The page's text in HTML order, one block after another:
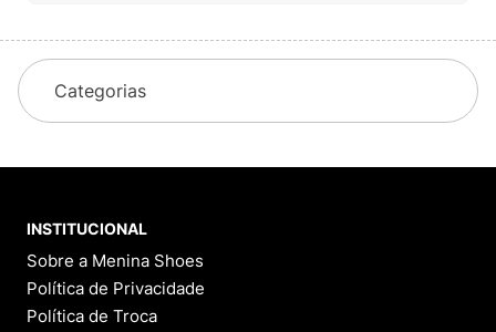
Categorias
INSTITUCIONAL
Sobre a Menina Shoes
Política de Privacidade
Política de Troca